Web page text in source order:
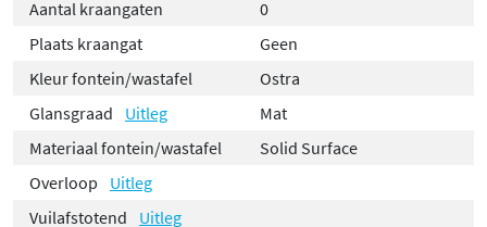
Aantal kraangaten
0
Plaats kraangat
Geen
Kleur fontein/wastafel
Ostra
Glansgraad
Uitleg
Mat
Materiaal fontein/wastafel
Solid Surface
Overloop
Uitleg
Vuilafstotend
Uitleg